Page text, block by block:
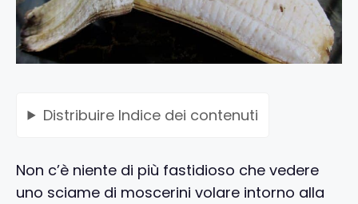
Distribuire Indice dei contenuti
Non c’è niente di più fastidioso che vedere
uno sciame di moscerini volare intorno alla